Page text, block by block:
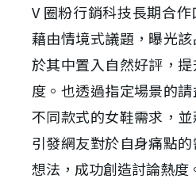
V 圈粉行銷科技長期合作
藉由情境式議題，曝光
於其中置入自然好評，
度。也透過指定場景的
不同款式的女鞋需求，並
引發網友對於自身痛點
想法，成功創造討論熱度